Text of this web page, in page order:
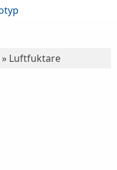
» Luftfuktare